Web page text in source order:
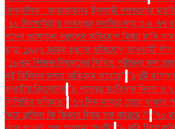
রিপাবলিক’: জামায়াতসহ ইসলামী দলগুলোর
"১০ কিলোমিটার ব্যবধানে সবজির দাম ৩-৪ গুণ
পদের প্রলোভন: নুরুলের অভিযোগ মিথ্যা দাবি
ছাড়া ১৯২৬ জনের হত্যার অভিযোগ আওয়ামী লীগ
"১৮তম শিক্ষক নিবন্ধনের লিখিত পরীক্ষার ফল
দুই বিলিয়ন ডলার অতিক্রম করেছে" "২৭টি
ভারতীয় ক্রিকেটার"৪ নভেম্বর সংবিধান দিবস ও ৭
সিপিবির অভিমত" "৬৭ দিন সাগরে ভেসে থাকার
নিয়ে ব্রাজিল কি ফিফার নিয়ম ভঙ্গ করেছে?" "৭০